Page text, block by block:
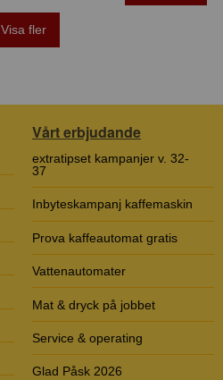
Visa fler
Vårt erbjudande
extratipset kampanjer v. 32-
37
Inbyteskampanj kaffemaskin
Prova kaffeautomat gratis
Vattenautomater
Mat & dryck på jobbet
Service & operating
Glad Påsk 2026